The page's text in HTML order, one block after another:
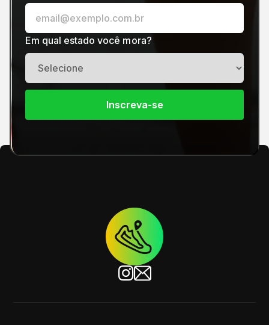
Em qual estado você mora?
Inscreva-se